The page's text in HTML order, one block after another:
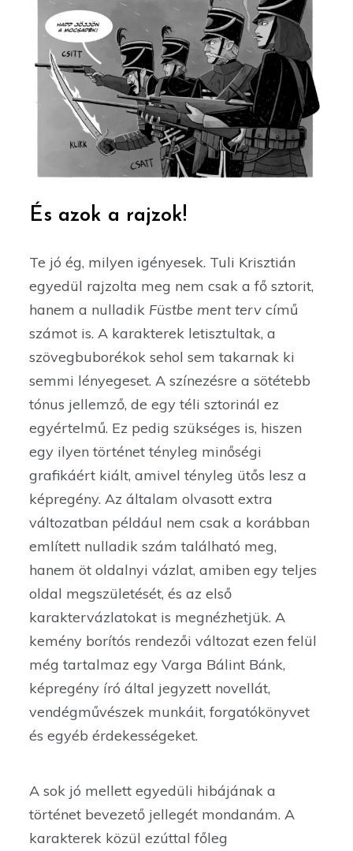
És azok a rajzok!
Te jó ég, milyen igényesek. Tuli Krisztián
egyedül rajzolta meg nem csak a fő sztorit,
hanem a nulladik Füstbe ment terv című
számot is. A karakterek letisztultak, a
szövegbuborékok sehol sem takarnak ki
semmi lényegeset. A színezésre a sötétebb
tónus jellemző, de egy téli sztorinál ez
egyértelmű. Ez pedig szükséges is, hiszen
egy ilyen történet tényleg minőségi
grafikáért kiált, amivel tényleg ütős lesz a
képregény. Az általam olvasott extra
változatban például nem csak a korábban
említett nulladik szám található meg,
hanem öt oldalnyi vázlat, amiben egy teljes
oldal megszületését, és az első
karaktervázlatokat is megnézhetjük. A
kemény borítós rendezői változat ezen felül
még tartalmaz egy Varga Bálint Bánk,
képregény író által jegyzett novellát,
vendégművészek munkáit, forgatókönyvet
és egyéb érdekességeket.
A sok jó mellett egyedüli hibájának a
történet bevezető jellegét mondanám. A
karakterek közül ezúttal főleg